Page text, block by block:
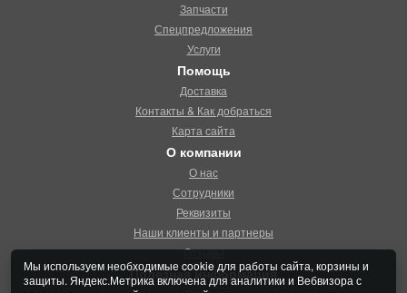
Мы используем необходимые cookie для работы сайта, корзины и
защиты. Яндекс.Метрика включена для аналитики и Вебвизора с
Запчасти
Спецпредложения
Услуги
Помощь
Доставка
Контакты & Как добраться
Карта сайта
О компании
О нас
Сотрудники
Реквизиты
Наши клиенты и партнеры
Отзывы
Полезная информация